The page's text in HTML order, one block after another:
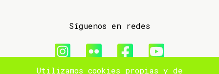
Síguenos en redes
Utilizamos cookies propias y de